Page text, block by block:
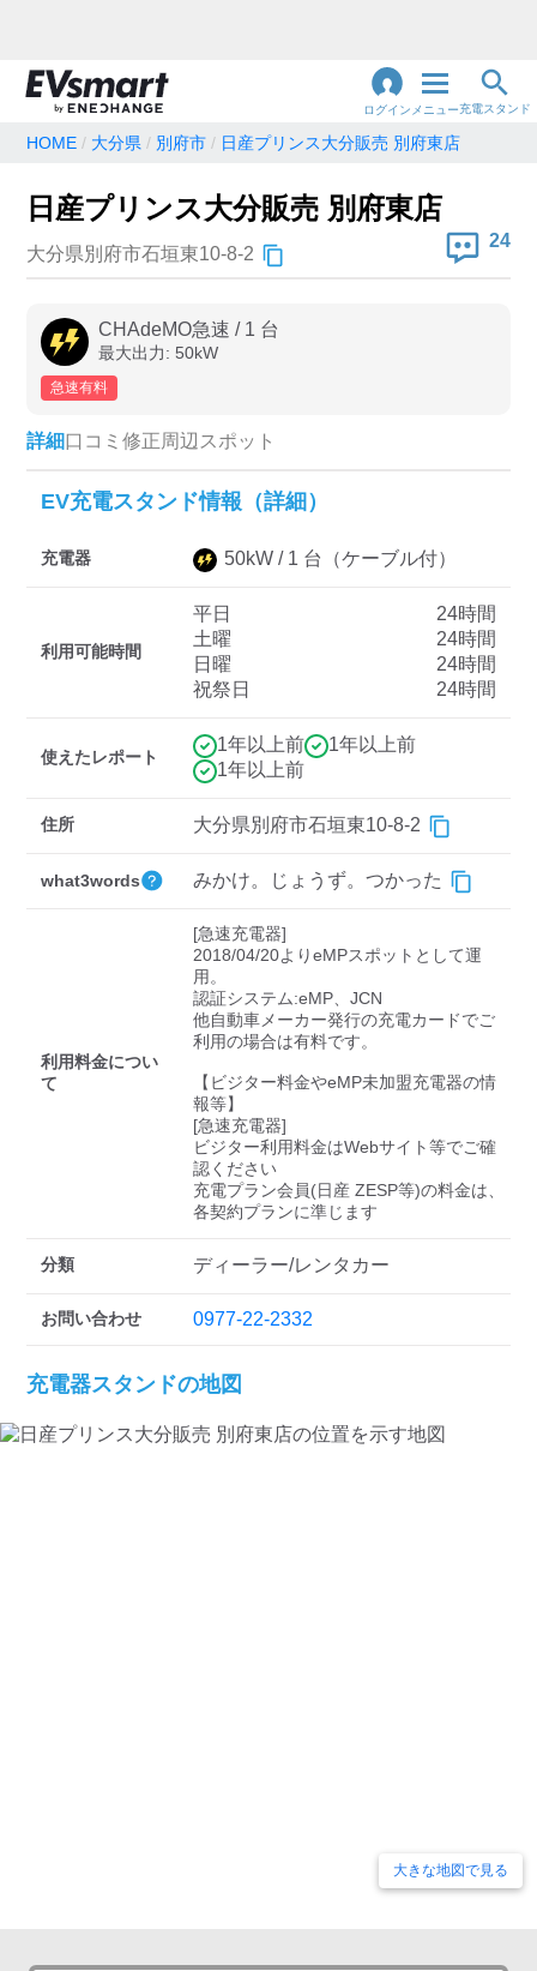
ログイン メニュー充電スタンド
地名・観光スポット・住所で検索
充電器の種類
急速充電器のみ表示
高速道路上のみ表示
認証システム
三菱ディーラーを表示
日産ディーラーを表示
中速-20kW-以上 急速-44kW-以上
検索する
HOME 大分県 別府市 日産プリンス大分販売 別府東店
日産プリンス大分販売 別府東店
大分県別府市石垣東10-8-2
24
CHAdeMO急速 / 1 台
最大出力: 50kW
急速有料
詳細口コミ 修正周辺スポット
EV充電スタンド情報（詳細）
充電器 50kW / 1 台 （ケーブル付）
利用可能時間
平日
24時間
土曜
24時間
日曜
24時間
祝祭日
24時間
使えたレポート
1年以上前
1年以上前
1年以上前
住所 大分県別府市石垣東10-8-2
what3words みかけ。じょうず。つかった
利用料金につい
て
[急速充電器]
2018/04/20よりeMPスポットとして運
用。
認証システム:eMP、JCN
他自動車メーカー発行の充電カードでご
利用の場合は有料です。
【ビジター料金やeMP未加盟充電器の情
報等】
[急速充電器]
ビジター利用料金はWebサイト等でご確
認ください
充電プラン会員(日産 ZESP等)の料金は、
各契約プランに準じます
分類 ディーラー/レンタカー
お問い合わせ 0977-22-2332
充電器スタンドの地図
大きな地図で見る